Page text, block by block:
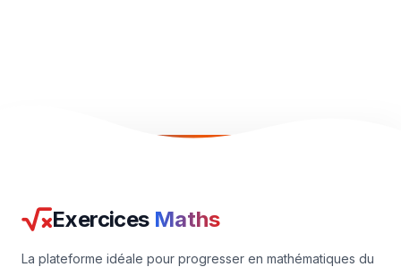
Exercices Maths
La plateforme idéale pour progresser en mathématiques du